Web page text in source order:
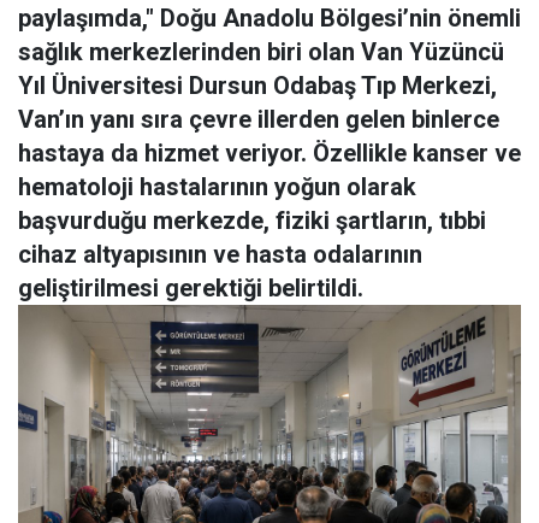
paylaşımda," Doğu Anadolu Bölgesi’nin önemli
sağlık merkezlerinden biri olan Van Yüzüncü
Yıl Üniversitesi Dursun Odabaş Tıp Merkezi,
Van’ın yanı sıra çevre illerden gelen binlerce
hastaya da hizmet veriyor. Özellikle kanser ve
hematoloji hastalarının yoğun olarak
başvurduğu merkezde, fiziki şartların, tıbbi
cihaz altyapısının ve hasta odalarının
geliştirilmesi gerektiği belirtildi.